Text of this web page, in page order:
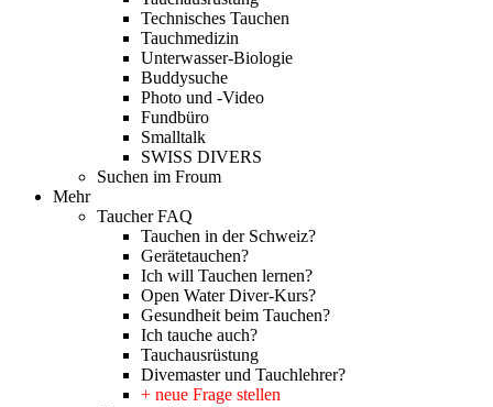
Technisches Tauchen
Tauchmedizin
Unterwasser-Biologie
Buddysuche
Photo und -Video
Fundbüro
Smalltalk
SWISS DIVERS
Suchen im Froum
Mehr
Taucher FAQ
Tauchen in der Schweiz?
Gerätetauchen?
Ich will Tauchen lernen?
Open Water Diver-Kurs?
Gesundheit beim Tauchen?
Ich tauche auch?
Tauchausrüstung
Divemaster und Tauchlehrer?
+ neue Frage stellen